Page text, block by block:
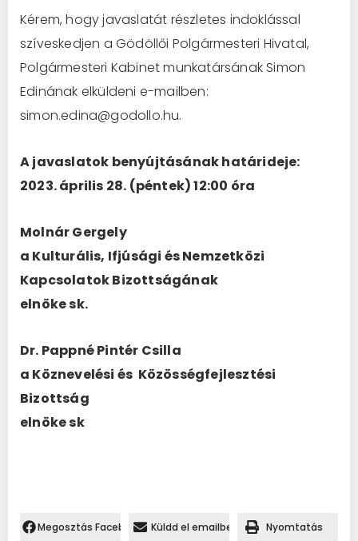
Kérem, hogy javaslatát részletes indoklással
szíveskedjen a Gödöllői Polgármesteri Hivatal,
Polgármesteri Kabinet munkatársának Simon
Edinának elküldeni e-mailben:
simon.edina@godollo.hu.
A javaslatok benyújtásának határideje:
2023. április 28. (péntek) 12:00 óra
Molnár Gergely
a Kulturális, Ifjúsági és Nemzetközi
Kapcsolatok Bizottságának
elnöke sk.
Dr. Pappné Pintér Csilla
a Köznevelési és Közösségfejlesztési
Bizottság
elnöke sk
Megosztás Facebookon.Küldd el emailben Nyomtatás